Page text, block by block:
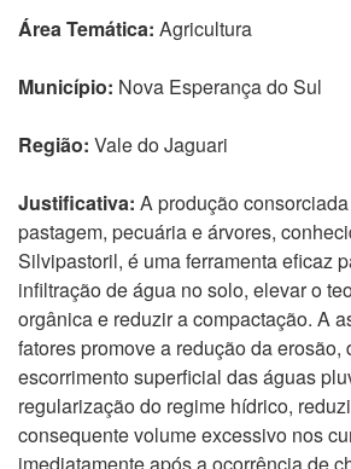
Área Temática: Agricultura
Município: Nova Esperança do Sul
Região: Vale do Jaguari
Justificativa: A produção
pastagem, pecuária e árvores,
Silvipastoril, é uma ferramenta eficaz
infiltração de água no solo, elevar o
orgânica e reduzir a compactação. A
fatores promove a redução da erosão,
escorrimento superficial das águas
regularização do regime hídrico,
consequente volume excessivo nos